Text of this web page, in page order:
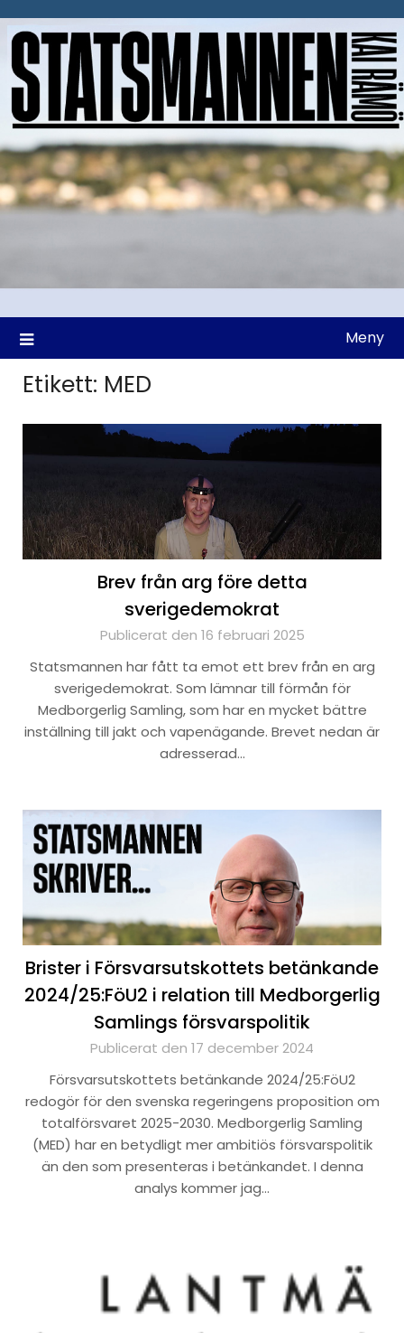
till
Meny
Etikett: MED
Brev från arg före detta
sverigedemokrat
Publicerat den 16 februari 2025
Statsmannen har fått ta emot ett brev från en arg
sverigedemokrat. Som lämnar till förmån för
Medborgerlig Samling, som har en mycket bättre
inställning till jakt och vapenägande. Brevet nedan är
adresserad…
Brister i Försvarsutskottets betänkande
2024/25:FöU2 i relation till Medborgerlig
Samlings försvarspolitik
Publicerat den 17 december 2024
Försvarsutskottets betänkande 2024/25:FöU2
redogör för den svenska regeringens proposition om
totalförsvaret 2025-2030. Medborgerlig Samling
(MED) har en betydligt mer ambitiös försvarspolitik
än den som presenteras i betänkandet. I denna
analys kommer jag…